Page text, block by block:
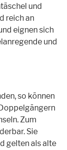
und
reich an
eignen sich
und
so können
Zum
Sie
gelten als alte